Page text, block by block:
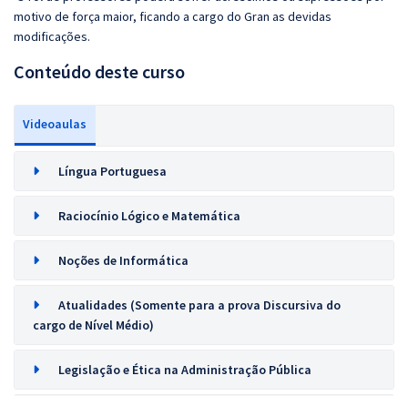
motivo de força maior, ficando a cargo do Gran as devidas
modificações.
Conteúdo deste curso
Videoaulas
Língua Portuguesa
Raciocínio Lógico e Matemática
Noções de Informática
Atualidades (Somente para a prova Discursiva do
cargo de Nível Médio)
Legislação e Ética na Administração Pública